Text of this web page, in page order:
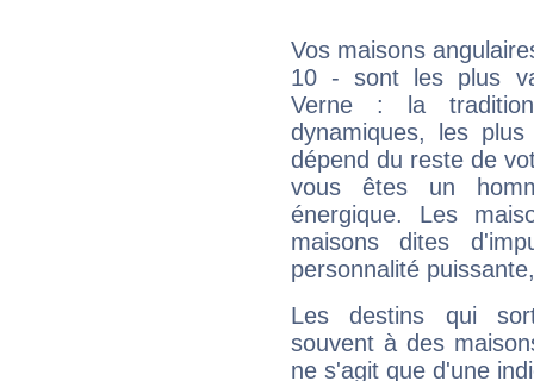
Vos maisons
10 - sont les plus
Verne : la
dynamiques, les
dépend du reste de
vous êtes un
énergique. Les
maisons dites
personnalité
Les destins qui
souvent à des
ne s'agit que d'une